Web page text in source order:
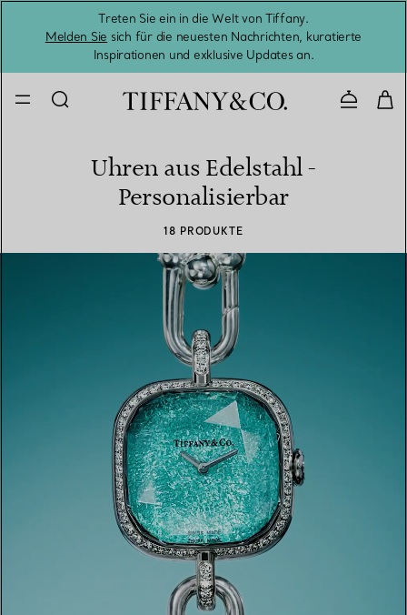
Treten Sie ein in die Welt von Tiffany.
Melden Sie sich für die neuesten Nachrichten, kuratierte
Inspirationen und exklusive Updates an.
Uhren aus Edelstahl -
Personalisierbar
18 PRODUKTE